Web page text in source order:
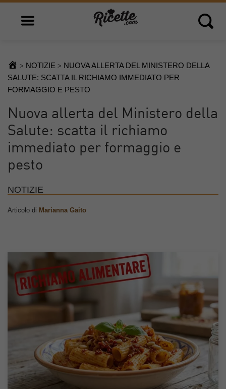
Open main menu Open
> NOTIZIE > NUOVA ALLERTA DEL MINISTERO DELLA
SALUTE: SCATTA IL RICHIAMO IMMEDIATO PER
FORMAGGIO E PESTO
Nuova allerta del Ministero della
Salute: scatta il richiamo
immediato per formaggio e
pesto
NOTIZIE
Articolo di Marianna Gaito